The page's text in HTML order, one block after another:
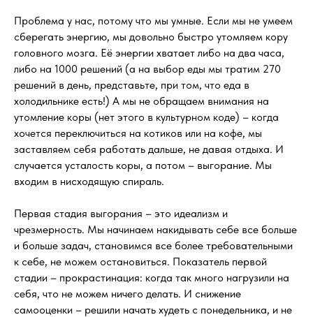
Проблема у нас, потому что мы умные. Если мы не умеем
сберегать энергию, мы довольно быстро утомляем кору
головного мозга. Её энергии хватает либо на два часа,
либо на 1000 решений (а на выбор еды мы тратим 270
решений в день, представьте, при том, что еда в
холодильнике есть!) А мы не обращаем внимания на
утомление коры (нет этого в культурном коде) – когда
хочется переключиться на котиков или на кофе, мы
заставляем себя работать дальше, не давая отдыха. И
случается усталость коры, а потом – выгорание. Мы
входим в нисходящую спираль.
Первая стадия выгорания – это идеализм и
чрезмерность. Мы начинаем накидывать себе все больше
и больше задач, становимся все более требовательными
к себе, не можем остановиться. Показатель первой
стадии – прокрастинация: когда так много нагрузили на
себя, что не можем ничего делать. И снижение
самооценки – решили начать худеть с понедельника, и не